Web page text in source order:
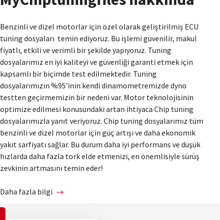
Benzinli ve dizel motorlar için özel olarak geliştirilmiş ECU
tuning dosyaları temin ediyoruz. Bu işlemi güvenilir, makul
fiyatlı, etkili ve verimli bir şekilde yapıyoruz. Tuning
dosyalarımız en iyi kaliteyi ve güvenliği garanti etmek için
kapsamlı bir biçimde test edilmektedir. Tuning
dosyalarımızın %95'inin kendi dinamometremizde dyno
testten geçirmemizin bir nedeni var. Motor teknolojisinin
optimize edilmesi konusundaki artan ihtiyaca Chip tuning
dosyalarımızla yanıt veriyoruz. Chip tuning dosyalarımız tüm
benzinli ve dizel motorlar için güç artışı ve daha ekonomik
yakıt sarfiyatı sağlar. Bu durum daha iyi performans ve düşük
hızlarda daha fazla tork elde etmenizi, en önemlisiyle sürüş
zevkinin artmasını temin eder!
Daha fazla bilgi